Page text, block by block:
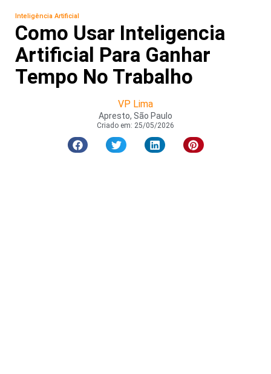
Inteligência Artificial
Como Usar Inteligencia
Artificial Para Ganhar
Tempo No Trabalho
VP Lima
Apresto, São Paulo
Criado em: 25/05/2026